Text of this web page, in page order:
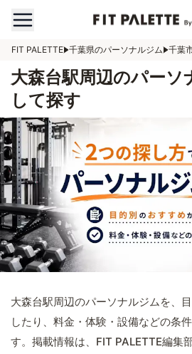
FIT PALETTE 千葉県のパーソナルジム 千葉
大森台駅周辺のパーソ
して探す
大森台駅周辺のパーソナルジムを、
したり、料金・体験・設備などの条
す。掲載情報は、FIT PALETTE編集